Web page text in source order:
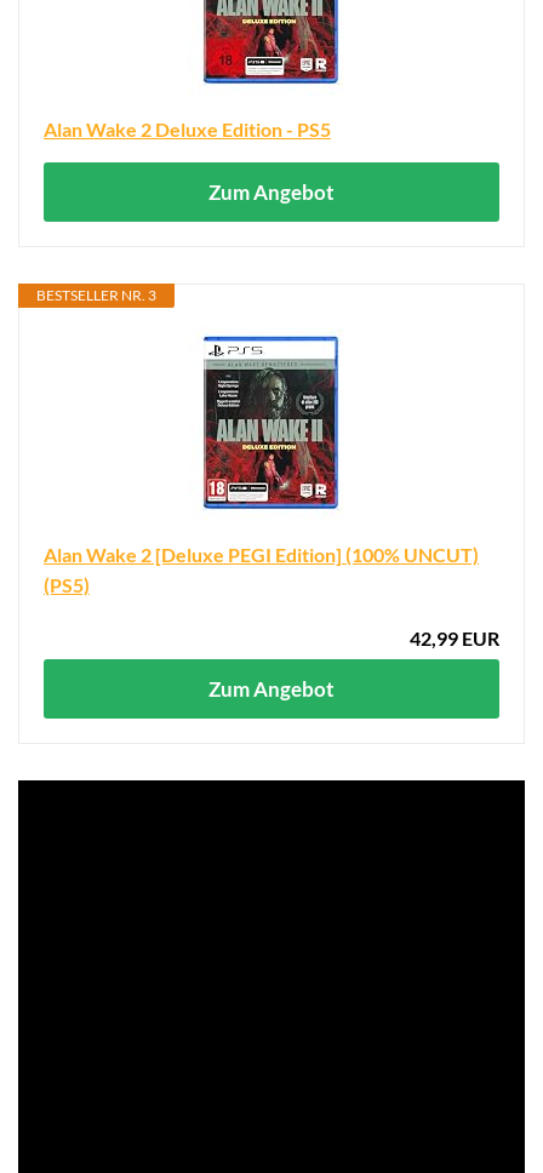
Alan Wake 2 Deluxe Edition - PS5
Zum Angebot
BESTSELLER NR. 3
Alan Wake 2 [Deluxe PEGI Edition] (100% UNCUT)
(PS5)
42,99 EUR
Zum Angebot